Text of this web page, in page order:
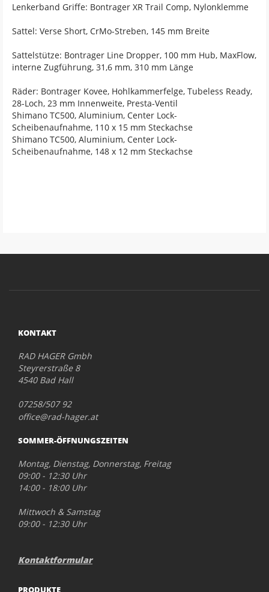
Lenkerband Griffe: Bontrager XR Trail Comp, Nylonklemme
Sattel: Verse Short, CrMo-Streben, 145 mm Breite
Sattelstütze: Bontrager Line Dropper, 100 mm Hub, MaxFlow,
interne Zugführung, 31,6 mm, 310 mm Länge
Räder: Bontrager Kovee, Hohlkammerfelge, Tubeless Ready,
28-Loch, 23 mm Innenweite, Presta-Ventil
Shimano TC500, Aluminium, Center Lock-
Scheibenaufnahme, 110 x 15 mm Steckachse
Shimano TC500, Aluminium, Center Lock-
Scheibenaufnahme, 148 x 12 mm Steckachse
KONTAKT
RAD HAGER Gmbh
Steyrerstraße 8
4540 Bad Hall
07258/507 92
office@rad-hager.at
SOMMER-ÖFFNUNGSZEITEN
Montag, Dienstag, Donnerstag, Freitag
09:00 - 12:30 Uhr
14:00 - 18:00 Uhr
Mittwoch & Samstag
09:00 - 12:30 Uhr
Kontaktformular
PRODUKTE